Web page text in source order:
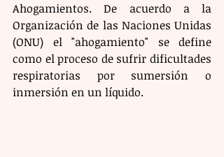
Ahogamientos. De acuerdo a la
Organización de las Naciones Unidas
(ONU) el "ahogamiento" se define
como el proceso de sufrir dificultades
respiratorias por sumersión o
inmersión en un líquido.